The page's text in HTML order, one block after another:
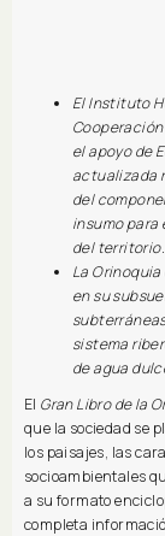
El Instituto
el apoyo de
actualizada
del
insumo
del territorio.
La
en su
sistema
de agua
El Gran Libro de la
que la sociedad se
los paisajes, las
socioambientales
a su formato
completa